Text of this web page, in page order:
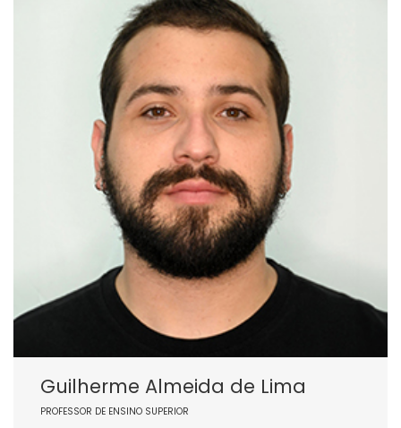
Guilherme Almeida de Lima
PROFESSOR DE ENSINO SUPERIOR